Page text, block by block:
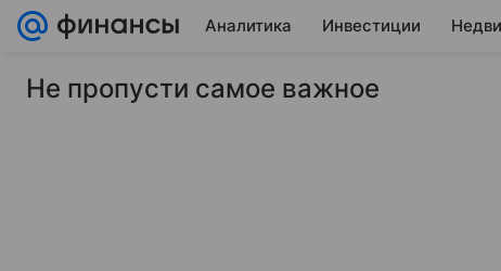
Аналитика Инвестиции
17 января 2026 ТАСС
Казахстан может
млрд для удвоения
Не пропусти самое важное